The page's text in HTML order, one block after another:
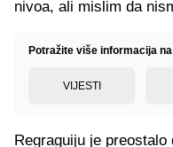
nivoa, ali mislim da
Potražite više informacija
VIJESTI
Regraguiju je